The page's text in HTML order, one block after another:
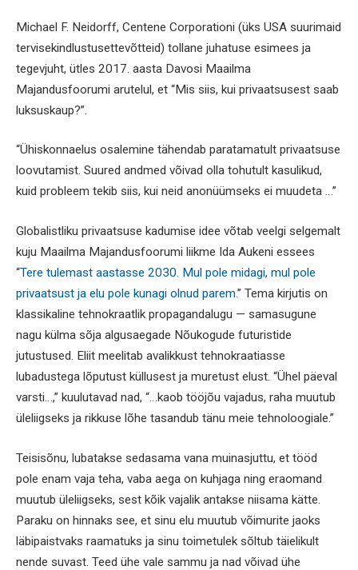
Michael F. Neidorff, Centene Corporationi (üks USA suurimaid
tervisekindlustusettevõtteid) tollane juhatuse esimees ja
tegevjuht, ütles 2017. aasta Davosi Maailma
Majandusfoorumi arutelul, et “Mis siis, kui privaatsusest saab
luksuskaup?”.
“Ühiskonnaelus osalemine tähendab paratamatult privaatsuse
loovutamist. Suured andmed võivad olla tohutult kasulikud,
kuid probleem tekib siis, kui neid anonüümseks ei muudeta …”
Globalistliku privaatsuse kadumise idee võtab veelgi selgemalt
kuju Maailma Majandusfoorumi liikme Ida Aukeni essees
“Tere tulemast aastasse 2030. Mul pole midagi, mul pole
privaatsust ja elu pole kunagi olnud parem.” Tema kirjutis on
klassikaline tehnokraatlik propagandalugu — samasugune
nagu külma sõja algusaegade Nõukogude futuristide
jutustused. Eliit meelitab avalikkust tehnokraatiasse
lubadustega lõputust küllusest ja muretust elust. “Ühel päeval
varsti…,” kuulutavad nad, “…kaob tööjõu vajadus, raha muutub
üleliigseks ja rikkuse lõhe tasandub tänu meie tehnoloogiale.”
Teisisõnu, lubatakse sedasama vana muinasjuttu, et tööd
pole enam vaja teha, vaba aega on kuhjaga ning eraomand
muutub üleliigseks, sest kõik vajalik antakse niisama kätte.
Paraku on hinnaks see, et sinu elu muutub võimurite jaoks
läbipaistvaks raamatuks ja sinu toimetulek sõltub täielikult
nende suvast. Teed ühe vale sammu ja nad võivad ühe